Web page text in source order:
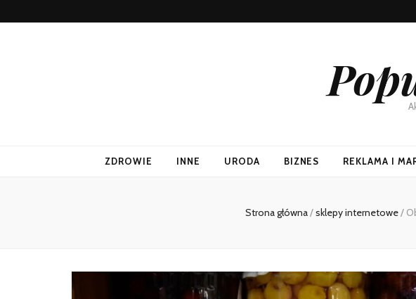
ZDROWIE INNE URODA BIZNES REKLAMA I
Strona główna/sklepy internetowe/